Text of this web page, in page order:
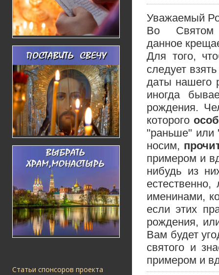
Статьи спонсоров проекта
Уважаемый
Во Святом
данное
Для того,
следует
даты нашего
иногда
рождения.
которого
"раньше"
носим,
примером и
нибудь из
естественно,
именинами,
если этих
рождения,
Вам будет
святого и
примером и